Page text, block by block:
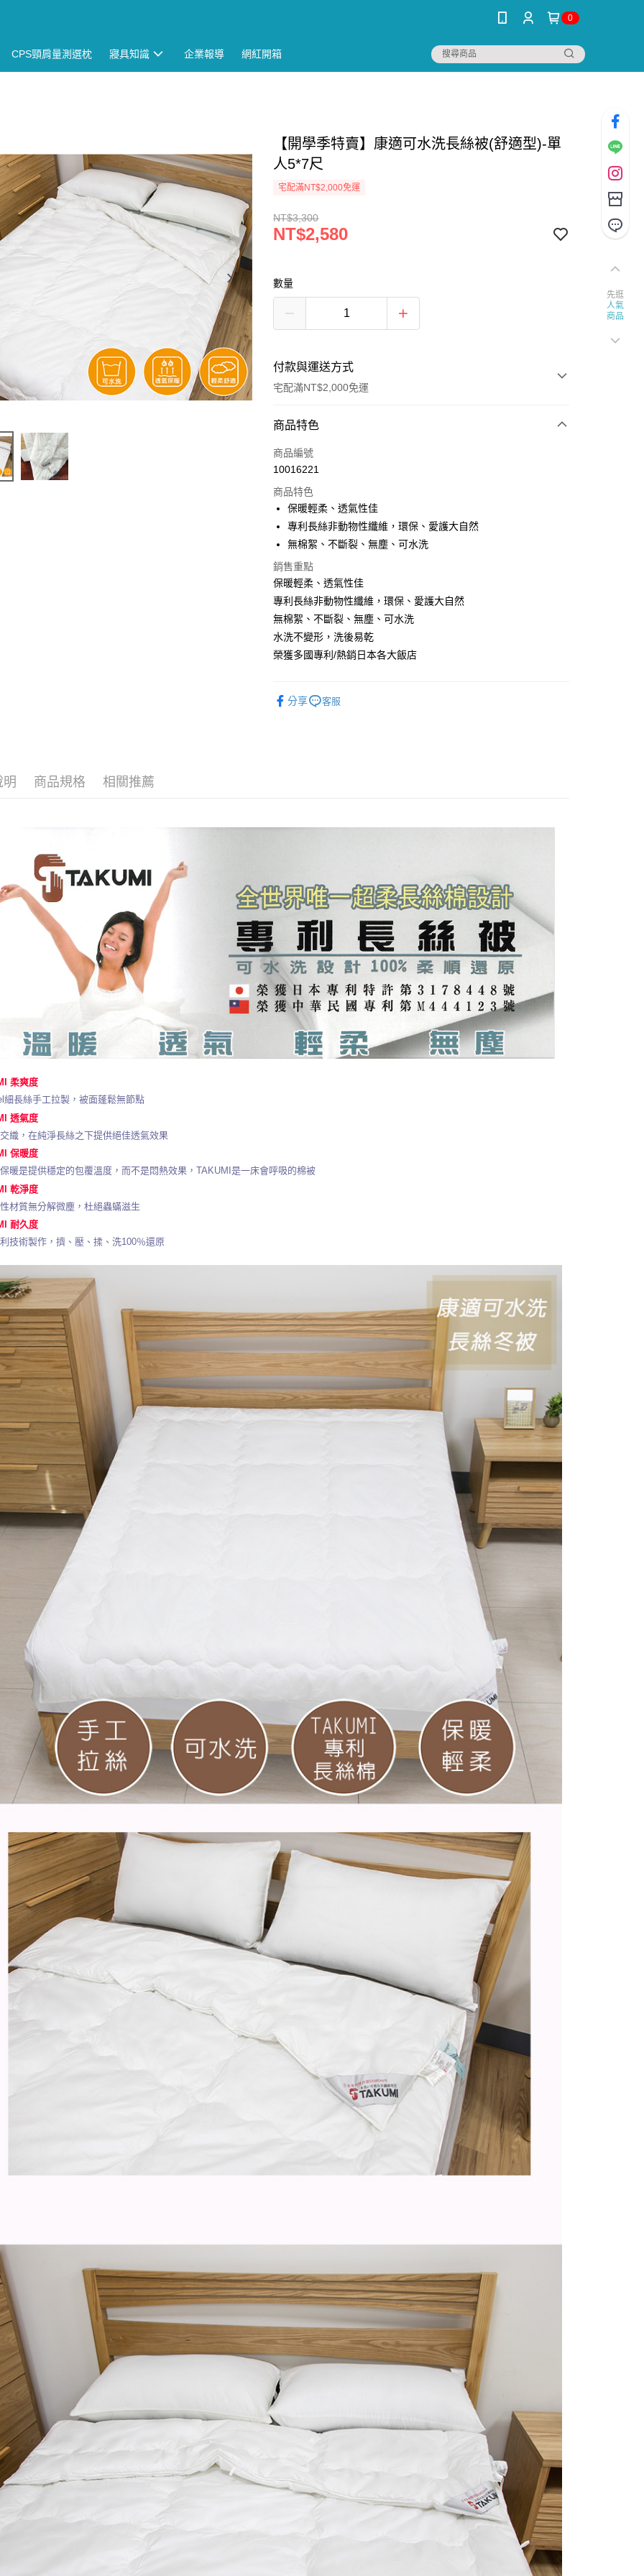
0
CPS頸肩量測選枕 寢具知識 企業報導 網紅開箱
【開學季特賣】康適可水洗長絲被(舒適型)-單
人5*7尺
宅配滿NT$2,000免運
NT$3,300
NT$2,580
數量
付款與運送方式
宅配滿NT$2,000免運
付款方式
信用卡一次付款
3 期 0 利率 每期NT$860
合作金庫商業銀行
第一商業銀行
華南商業銀行
國泰世華商業銀行
臺灣中小企業銀行
匯豐（台灣）商業銀行
華泰商業銀行
聯邦商業銀行
玉山商業銀行
台新國際商業銀行
6 期 0 利率 每期NT$430
合作金庫商業銀行
華南商業銀行
上海商業儲蓄銀行
國泰世華商業銀行
臺灣中小企業銀行
台中商業銀行
匯豐（台灣）商業銀行
聯邦商業銀行
元大商業銀行
台灣樂天信用卡公司
LINE Pay
Apple Pay
悠遊付
ATM付款
運送方式
商品特色
商品編號
10016221
商品特色
保暖輕柔、透氣性佳
專利長絲非動物性纖維，環保、愛護大自然
無棉絮、不斷裂、無塵、可水洗
銷售重點
保暖輕柔、透氣性佳
專利長絲非動物性纖維，環保、愛護大自然
無棉絮、不斷裂、無塵、可水洗
水洗不變形，洗後易乾
榮獲多國專利/熱銷日本各大飯店
分享 客服
明 商品規格 相關推薦
柔爽度
細長絲手工拉製，被面蓬鬆無節點
透氣度
織，在純淨長絲之下提供絕佳透氣效果
保暖度
暖是提供穩定的包覆溫度，而不是悶熱效果，TAKUMI是一床會呼吸的棉被
乾淨度
材質無分解微塵，杜絕蟲蟎滋生
耐久度
技術製作，擠、壓、揉、洗100％還原
先逛
人氣
商品